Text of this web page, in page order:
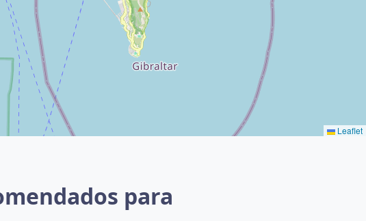
Leaflet
para